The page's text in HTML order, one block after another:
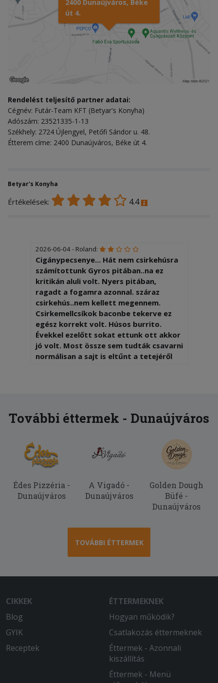
2400 Dunaújváros, Béke
út 4.
Rendelést teljesítő partner adatai:
Cégnév: Futár-Team KFT (Betyar's Konyha)
Adószám: 23521335-1-13
Székhely: 2724 Újlengyel, Petőfi Sándor u. 48.
Étterem címe: 2400 Dunaújváros, Béke út 4.
Betyar's Konyha
Értékelések: 4.4
2026-06-04 - Roland:
Cigánypecsenye... Hát nem csirkehúsra
számítottunk Gyros pitában..na ez
kritikán aluli volt. Nyers pitában,
ragadt a fogamra azonnal. száraz
csirkehús..nem kellett megennem.
Csirkemellcsíkok baconbe tekerve ez
egész korrekt volt. Húsos burrito.
Évekkel ezelőtt sokat ettunk ott akkor
jó volt. Most össze sem tudták csavarni
normálisan a sajt is eltűnt a tetejéről
2025-10-26 - Marianna:
és udvarias.
További éttermek - Dunaújváros
Édes Pizzéria -
Dunaújváros
A Vigadó -
Dunaújváros
Golden Dough
Büfé -
Dunaújváros
TOVÁBBI ÉTTERMEK
CIKKEK
Blog
GYIK
Receptek
ÉTTERMEKNEK
Hogyan működik?
Csatlakozás éttermeknek
Éttermek - Azonnali
kiszállítás
Éttermek - Menü